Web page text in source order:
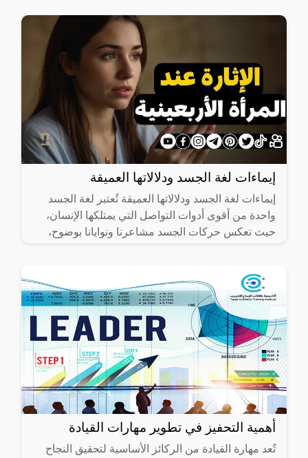
إيماءات لغة الجسد ودلالاتها العميقة
إيماءات لغة الجسد ودلالاتها العميقة تُعتبر لغة الجسد
واحدة من أقوى أدوات التواصل التي يمتلكها الإنسان،
حيث تعكس حركات الجسد مشاعرنا ونوايانا بوضوح،
أهمية التحفيز في تطوير مهارات القيادة
تُعد مهارة القيادة من الركائز الأساسية لتحقيق النجاح